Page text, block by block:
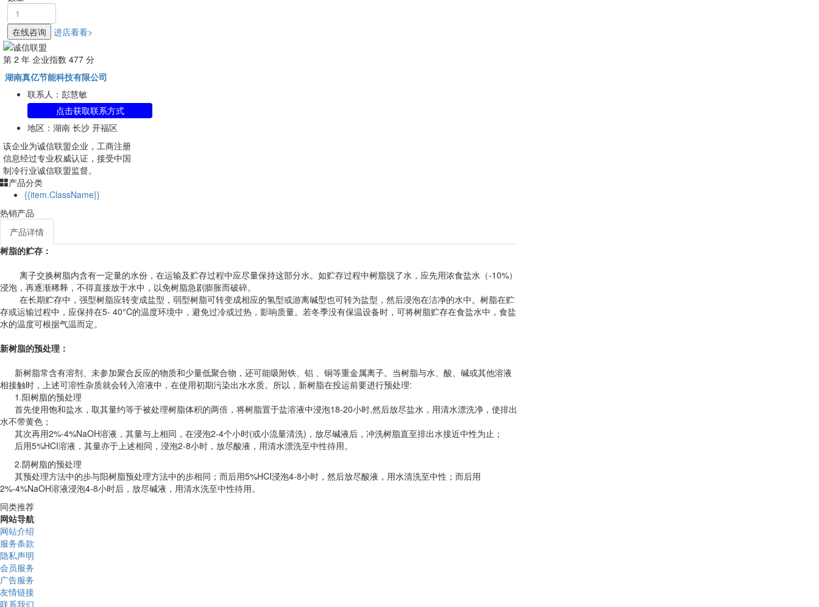
在线咨询 进店看看>
第 2 年 企业指数 477 分
湖南真亿节能科技有限公司
联系人：彭慧敏
点击获取联系方式
地区：湖南 长沙 开福区
该企业为诚信联盟企业，工商注册
信息经过专业权威认证，接受中国
制冷行业诚信联盟监督。
产品分类
{{item.ClassName}}
热销产品
产品详情
树脂的贮存：
离子交换树脂内含有一定量的水份，在运输及贮存过程中应尽量保持这部分水。如贮存过程中树脂脱了水，应先用浓食盐水（-10%）
浸泡，再逐渐稀释，不得直接放于水中，以免树脂急剧膨胀而破碎。
在长期贮存中，强型树脂应转变成盐型，弱型树脂可转变成相应的氢型或游离碱型也可转为盐型，然后浸泡在洁净的水中。树脂在贮
存或运输过程中，应保持在5- 40°C的温度环境中，避免过冷或过热，影响质量。若冬季没有保温设备时，可将树脂贮存在食盐水中，食盐
水的温度可根据气温而定。
新树脂的预处理：
新树脂常含有溶剂、未参加聚合反应的物质和少量低聚合物，还可能吸附铁、铝 、铜等重金属离子。当树脂与水、酸、碱或其他溶液
相接触时，上述可溶性杂质就会转入溶液中，在使用初期污染出水水质。所以，新树脂在投运前要进行预处理:
1.阳树脂的预处理
首先使用饱和盐水，取其量约等于被处理树脂体积的两倍，将树脂置于盐溶液中浸泡18-20小时,然后放尽盐水，用清水漂洗净，使排出
水不带黄色；
其次再用2%-4%NaOH溶液，其量与上相同，在浸泡2-4个小时(或小流量清洗)，放尽碱液后，冲洗树脂直至排出水接近中性为止；
后用5%HCI溶液，其量亦于上述相同，浸泡2-8小时，放尽酸液，用清水漂洗至中性待用。
2.阴树脂的预处理
其预处理方法中的步与阳树脂预处理方法中的步相同；而后用5%HCI浸泡4-8小时，然后放尽酸液，用水清洗至中性；而后用
2%-4%NaOH溶液浸泡4-8小时后，放尽碱液，用清水洗至中性待用。
同类推荐
网站导航
网站介绍
服务条款
隐私声明
会员服务
广告服务
友情链接
联系我们